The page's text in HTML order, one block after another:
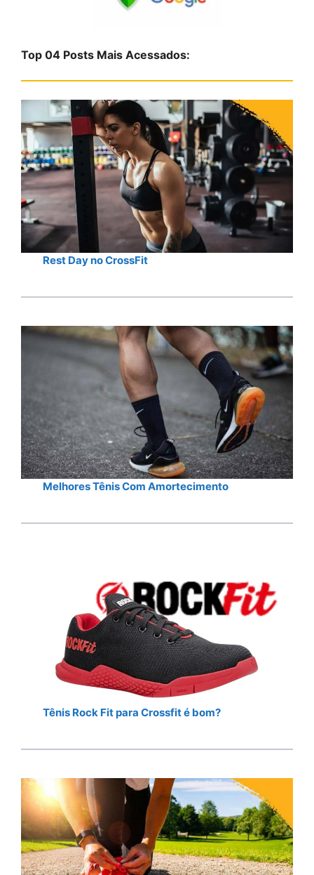
a
r
Top 04 Posts Mais Acessados:
Rest Day no CrossFit
Melhores Tênis Com Amortecimento
Tênis Rock Fit para Crossfit é bom?